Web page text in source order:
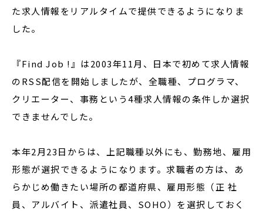
た求人情報をリアルタイムで提供できるようになりま
した。
『Find Job !』は2003年11月、日本で初めて求人情報
のRSS配信を開始しましたが、全職種、プログラマ、
クリエーター、事務という4種求人情報の条件しか選択
できませんでした。
本年2月23日からは、上記職種以外にも、勤務地、雇用
形態が選択できるようになります。求職者の方は、あ
らかじめ働きたい場所の都道府県、雇用形態（正 社
員、アルバイト、派遣社員、SOHO）を選択しておく